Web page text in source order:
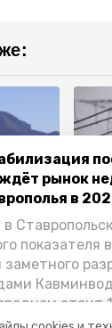
рынок
в
показателя
стоит
региона, как
ЖКХ
11
в